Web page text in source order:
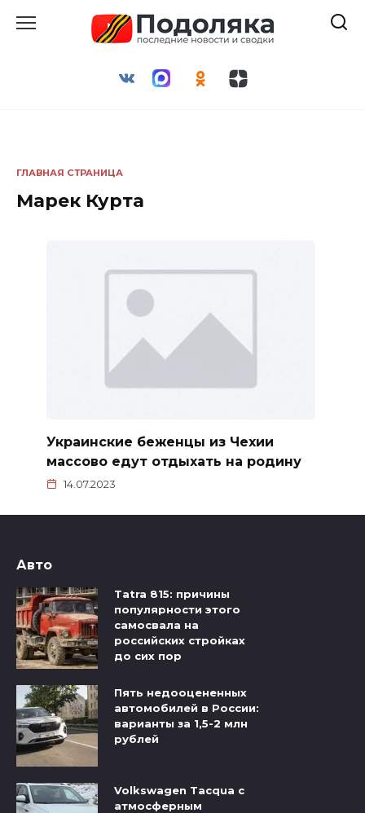
ГЛАВНАЯ СТРАНИЦА
Марек Курта
Украинские беженцы из Чехии
массово едут отдыхать на родину
14.07.2023
Авто
Tatra 815: причины
популярности этого
самосвала на
российских стройках
до сих пор
Пять недооцененных
автомобилей в России:
варианты за 1,5-2 млн
рублей
Volkswagen Tacqua с
атмосферным